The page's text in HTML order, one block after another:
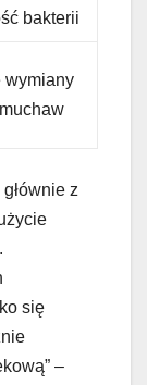
bakterii
wymiany
z
się
–